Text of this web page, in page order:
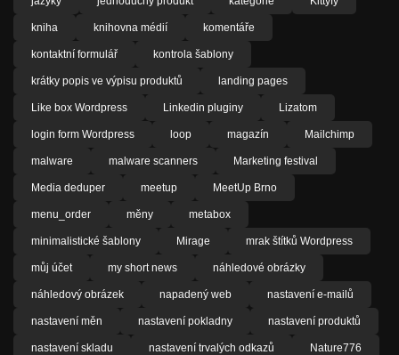
kniha knihovna médií komentáře
kontaktní formulář kontrola šablony
krátky popis ve výpisu produktů landing pages
Like box Wordpress Linkedin pluginy Lizatom
login form Wordpress loop magazín Mailchimp
malware malware scanners Marketing festival
Media deduper meetup MeetUp Brno
menu_order měny metabox
minimalistické šablony Mirage mrak štítků Wordpress
můj účet my short news náhledové obrázky
náhledový obrázek napadený web nastavení e-mailů
nastavení měn nastavení pokladny nastavení produktů
nastavení skladu nastavení trvalých odkazů Nature776